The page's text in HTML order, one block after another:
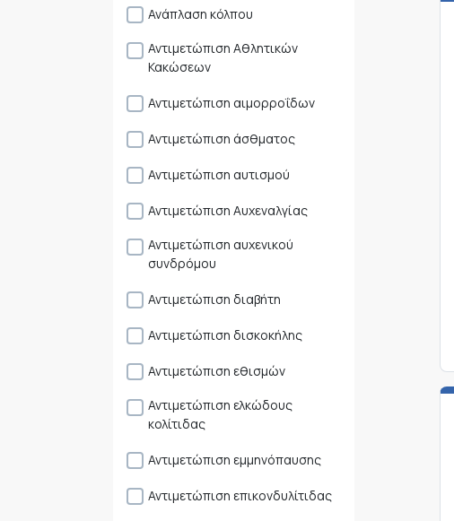
Ανάπλαση κόλπου
Αντιμετώπιση Αθλητικών
Κακώσεων
Αντιμετώπιση αιμορροΐδων
Αντιμετώπιση άσθματος
Αντιμετώπιση αυτισμού
Αντιμετώπιση Αυχεναλγίας
Αντιμετώπιση αυχενικού
συνδρόμου
Αντιμετώπιση διαβήτη
Αντιμετώπιση δισκοκήλης
Αντιμετώπιση εθισμών
Αντιμετώπιση ελκώδους
κολίτιδας
Αντιμετώπιση εμμηνόπαυσης
Αντιμετώπιση επικονδυλίτιδας